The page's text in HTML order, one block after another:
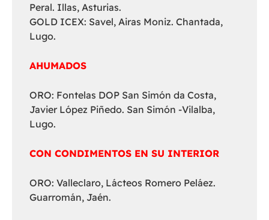
Peral. Illas, Asturias.
GOLD ICEX: Savel, Airas Moniz. Chantada,
Lugo.
AHUMADOS
ORO: Fontelas DOP San Simón da Costa,
Javier López Piñedo. San Simón -Vilalba,
Lugo.
CON CONDIMENTOS EN SU INTERIOR
ORO: Valleclaro, Lácteos Romero Peláez.
Guarromán, Jaén.